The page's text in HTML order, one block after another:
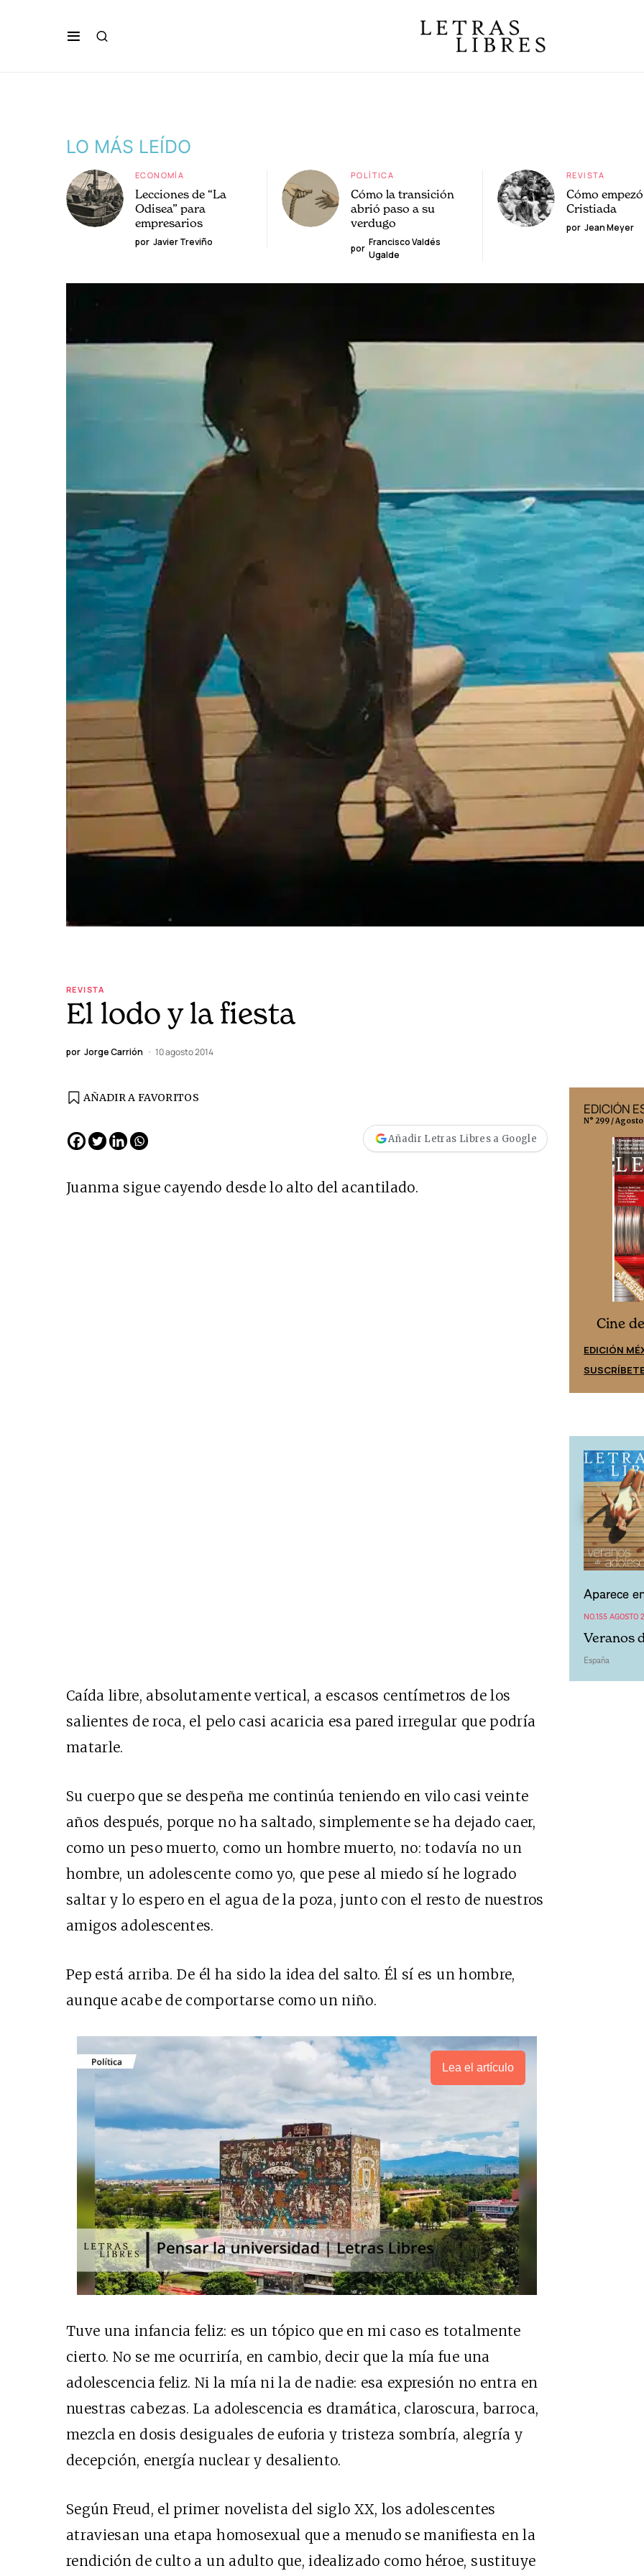
LO MÁS LEÍDO
ECONOMÍA
Lecciones de “La
Odisea” para
empresarios
por Javier Treviño
POLÍTICA
Cómo la transición
abrió paso a su
verdugo
por
Francisco Valdés
Ugalde
REVISTA
Cómo
Cristiada
por Jean Meyer
REVISTA
El lodo y la fiesta
por Jorge Carrión 10 agosto 2014
AÑADIR A FAVORITOS
Añadir Letras Libres a Google
Juanma sigue cayendo desde lo alto del acantilado.
Caída libre, absolutamente vertical, a escasos centímetros de los
salientes de roca, el pelo casi acaricia esa pared irregular que podría
matarle.
Su cuerpo que se despeña me continúa teniendo en vilo casi veinte
años después, porque no ha saltado, simplemente se ha dejado caer,
como un peso muerto, como un hombre muerto, no: todavía no un
hombre, un adolescente como yo, que pese al miedo sí he logrado
saltar y lo espero en el agua de la poza, junto con el resto de nuestros
amigos adolescentes.
Pep está arriba. De él ha sido la idea del salto. Él sí es un hombre,
aunque acabe de comportarse como un niño.
Lea el artículo
Tuve una infancia feliz: es un tópico que en mi caso es totalmente
cierto. No se me ocurriría, en cambio, decir que la mía fue una
adolescencia feliz. Ni la mía ni la de nadie: esa expresión no entra en
nuestras cabezas. La adolescencia es dramática, claroscura, barroca,
mezcla en dosis desiguales de euforia y tristeza sombría, alegría y
decepción, energía nuclear y desaliento.
Según Freud, el primer novelista del siglo XX, los adolescentes
atraviesan una etapa homosexual que a menudo se manifiesta en la
rendición de culto a un adulto que, idealizado como héroe, sustituye
EDICIÓN
N° 299 /
Cine
EDICIÓN
Aparece
NO.155 AGOSTO
Veranos
España